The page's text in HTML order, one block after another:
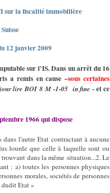
sur la fiscalité immobilière
12 janvier 2009
sur l'IS. Dans un arrêt du 16
a remis en cause –sous certaines
lire BOI 8 M -1-05 in fine - et ce
1966 qui dispose
l'autre Etat contractant à aucune
lourde que celle à laquelle sont ou
dans la même situation...2. Le
: a) toutes les personnes physiques
morales, sociétés de personnes
dudit Etat »